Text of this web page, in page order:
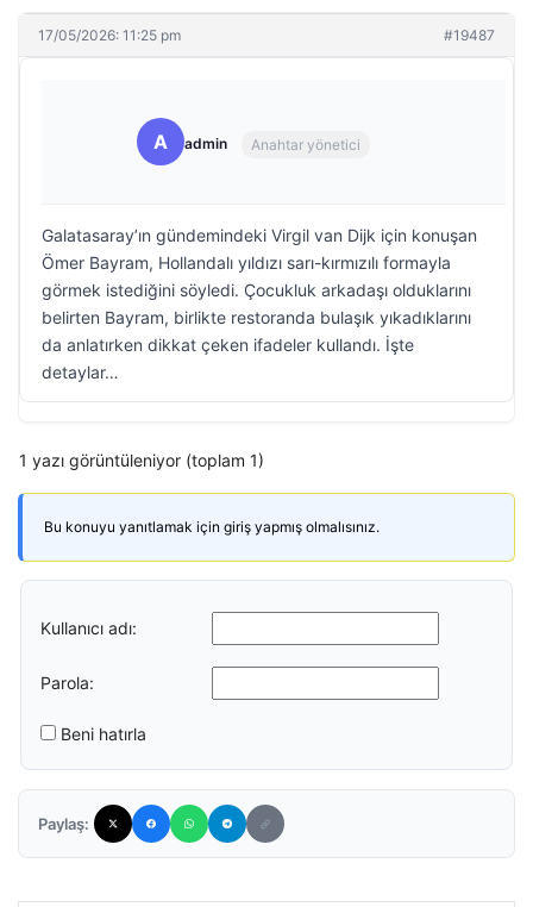
17/05/2026: 11:25 pm #19487
A admin Anahtar yönetici
Galatasaray’ın gündemindeki Virgil van Dijk için konuşan
Ömer Bayram, Hollandalı yıldızı sarı-kırmızılı formayla
görmek istediğini söyledi. Çocukluk arkadaşı olduklarını
belirten Bayram, birlikte restoranda bulaşık yıkadıklarını
da anlatırken dikkat çeken ifadeler kullandı. İşte
detaylar…
1 yazı görüntüleniyor (toplam 1)
Bu konuyu yanıtlamak için giriş yapmış olmalısınız.
Kullanıcı adı:
Parola:
Beni hatırla
Paylaş: